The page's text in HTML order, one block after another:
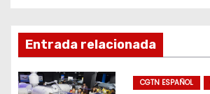
g
a
Entrada relacionada
CGTN ESPAÑOL